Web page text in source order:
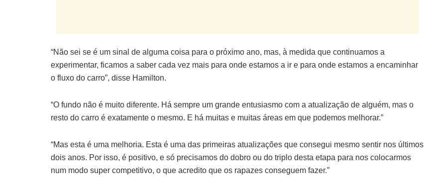
“Não sei se é um sinal de alguma coisa para o próximo ano, mas, à medida que continuamos a
experimentar, ficamos a saber cada vez mais para onde estamos a ir e para onde estamos a encaminhar
o fluxo do carro”, disse Hamilton.
“O fundo não é muito diferente. Há sempre um grande entusiasmo com a atualização de alguém, mas o
resto do carro é exatamente o mesmo. E há muitas e muitas áreas em que podemos melhorar.”
“Mas esta é uma melhoria. Esta é uma das primeiras atualizações que consegui mesmo sentir nos últimos
dois anos. Por isso, é positivo, e só precisamos do dobro ou do triplo desta etapa para nos colocarmos
num modo super competitivo, o que acredito que os rapazes conseguem fazer.”